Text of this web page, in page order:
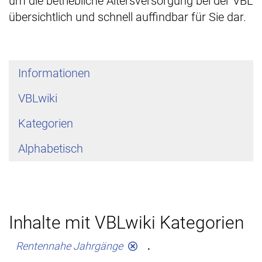
übersichtlich und schnell auffindbar für Sie dar.
Informationen
VBLwiki
Kategorien
Alphabetisch
Inhalte mit VBLwiki Kategorien
Rentennahe Jahrgänge .